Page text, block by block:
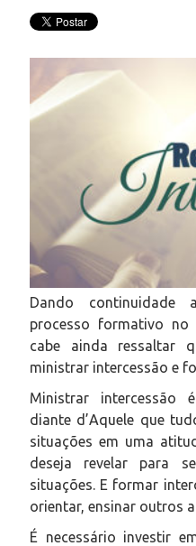
Dando continuidade
processo formativo no
cabe ainda ressaltar
ministrar intercessão e
Ministrar intercessão
diante d’Aquele que
situações em uma
deseja revelar para
situações. E formar
orientar, ensinar outros
É necessário investir